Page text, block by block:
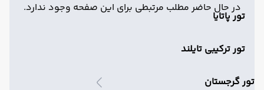
تور پاتایا
تور ترکیبی تایلند
تور گرجستان
در حال حاضر مطلب مرتبطی برای این صفحه وجود ندارد.